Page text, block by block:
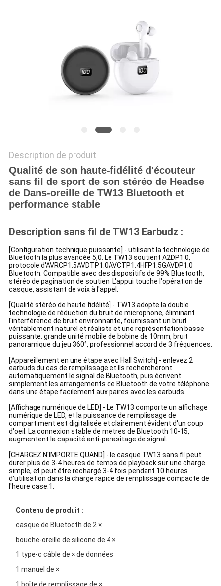
Description de produit
Qualité de son haute-fidélité d'écouteur
sans fil de sport de son stéréo de Headse
de Dans-oreille de TW13 Bluetooth et
performance stable
Description sans fil de TW13 Earbudz :
[Configuration technique puissante] - utilisant la technologie de
Bluetooth la plus avancée 5,0. Le TW13 soutient A2DP1.0,
protocole d'AVRCP1.5AVDTP1.0AVCTP1.4HFP1.5GAVDP1.0
Bluetooth. Compatible avec des dispositifs de 99% Bluetooth,
stéréo de pagination de soutien. L'appui touche l'opération de
casque, assistant de voix à l'appel.
[Qualité stéréo de haute fidélité] - TW13 adopte la double
technologie de réduction du bruit de microphone, éliminant
l'interférence de bruit environnante, fournissant un bruit
véritablement naturel et réaliste et une représentation basse
puissante. grande unité mobile de bobine de 10mm, bruit
panoramique du jeu 360°, professionnel accord de 3 fréquences.
[Appareillement en une étape avec Hall Switch] - enlevez 2
earbuds du cas de remplissage et ils rechercheront
automatiquement le signal de Bluetooth, puis écrivent
simplement les arrangements de Bluetooth de votre téléphone
dans une étape facilement aux paires avec les earbuds.
[Affichage numérique de LED] - Le TW13 comporte un affichage
numérique de LED, et la puissance de remplissage de
compartiment est digitalisée et clairement évident d'un coup
d'oeil. La connexion stable de mètres de Bluetooth 10-15,
augmentent la capacité anti-parasitage de signal.
[CHARGEZ N'IMPORTE QUAND] - le casque TW13 sans fil peut
durer plus de 3-4 heures de temps de playback sur une charge
simple, et peut être rechargé 3-4 fois pendant 10 heures
d'utilisation dans la charge rapide de remplissage compacte de
l'heure case.1.
Contenu de produit :
casque de Bluetooth de 2 ×
bouche-oreille de silicone de 4 ×
1 type-c câble de × de données
1 manuel de ×
1 boîte de remplissage de ×